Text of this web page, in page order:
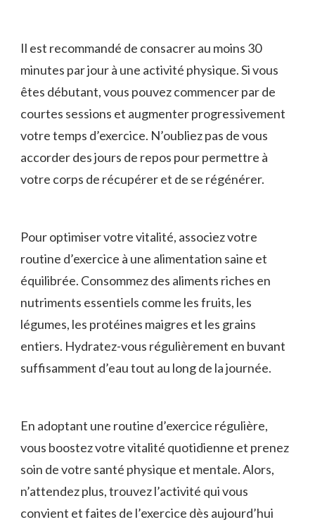
Il est recommandé de consacrer au moins 30
minutes par jour à une activité physique. Si vous
êtes débutant, vous ⁢pouvez commencer par de
courtes sessions⁢ et augmenter progressivement
votre temps d’exercice. N’oubliez pas de ‌vous
accorder des jours de repos pour permettre à
votre ⁢corps de récupérer⁣ et de ​se régénérer.
Pour optimiser votre vitalité, associez votre
routine d’exercice à une‍ alimentation ⁤saine et
équilibrée. Consommez des aliments riches en
nutriments essentiels comme les fruits, les
légumes, les protéines maigres et les grains
entiers. ⁤Hydratez-vous régulièrement en buvant
suffisamment d’eau tout​ au long de la journée.
En adoptant une routine d’exercice régulière,
vous ‌boostez votre vitalité quotidienne et prenez
soin de votre santé physique et mentale. Alors, ​
n’attendez plus, trouvez l’activité qui vous
convient et faites de l’exercice dès aujourd’hui